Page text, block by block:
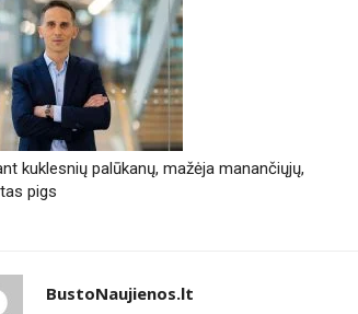
kuklesnių palūkanų, mažėja manančiųjų,
pigs
BustoNaujienos.lt